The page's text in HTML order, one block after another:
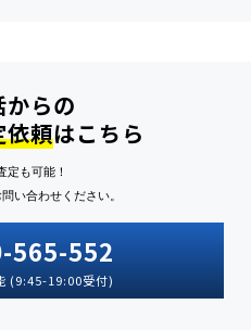
からの
依頼はこちら
定も可能！
い合わせください。
565-552
(9:45-19:00受付)